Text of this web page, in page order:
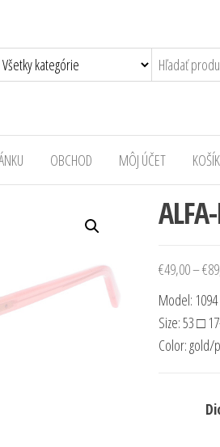
OBCHOD MÔJ ÚČET KOŠÍK
€49,00–€
Model:
Size: 53 □
Color: gold/